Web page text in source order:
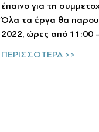
έπαινο για τη
Όλα τα έργα θα
2022, ώρες από 11:00
ΠΕΡΙΣΣΟΤΕΡΑ >>